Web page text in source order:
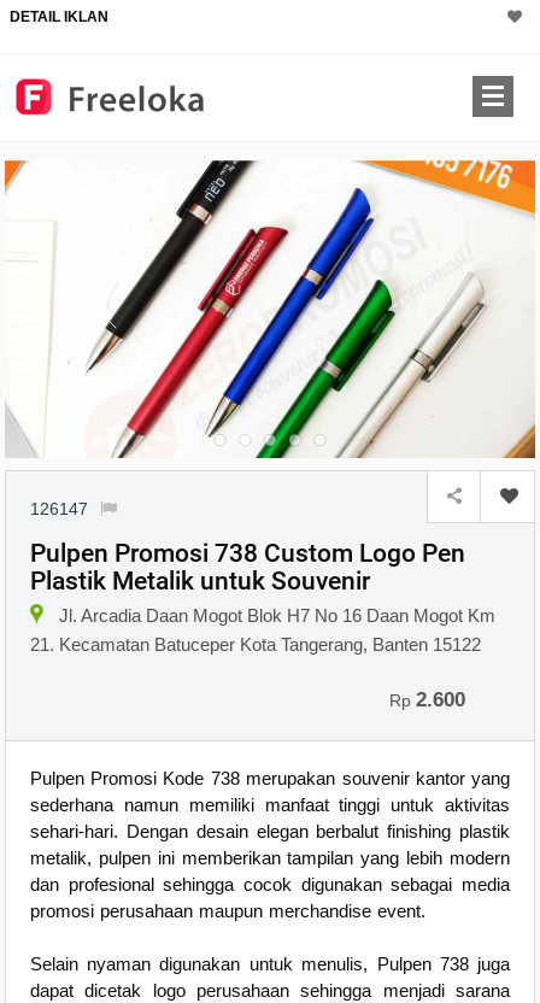
DETAIL IKLAN
126147
Pulpen Promosi 738 Custom Logo Pen
Plastik Metalik untuk Souvenir
Jl. Arcadia Daan Mogot Blok H7 No 16 Daan Mogot Km
21. Kecamatan Batuceper Kota Tangerang, Banten 15122
Rp2.600
Pulpen Promosi Kode 738 merupakan souvenir kantor yang
sederhana namun memiliki manfaat tinggi untuk aktivitas
sehari-hari. Dengan desain elegan berbalut finishing plastik
metalik, pulpen ini memberikan tampilan yang lebih modern
dan profesional sehingga cocok digunakan sebagai media
promosi perusahaan maupun merchandise event.
Selain nyaman digunakan untuk menulis, Pulpen 738 juga
dapat dicetak logo perusahaan sehingga menjadi sarana